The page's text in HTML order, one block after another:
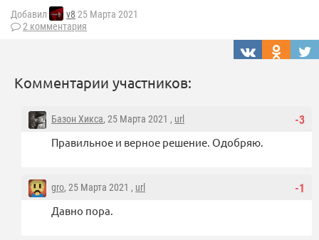
Добавил v8 25 Марта 2021
2 комментария
Комментарии участников:
-3
Базон Хикса, 25 Марта 2021 , url
Правильное и верное решение. Одобряю.
-1
gro, 25 Марта 2021 , url
Давно пора.